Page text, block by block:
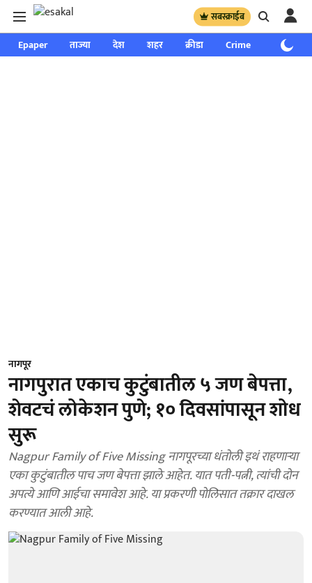
सबस्क्राईब
Epaper ताज्या देश शहर क्रीडा Crime साप्ताहिक
नागपूर
नागपुरात एकाच कुटुंबातील ५ जण बेपत्ता,
शेवटचं लोकेशन पुणे; १० दिवसांपासून शोध
सुरू
Nagpur Family of Five Missing नागपूरच्या धंतोली इथं राहणाऱ्या
एका कुटुंबातील पाच जण बेपत्ता झाले आहेत. यात पती-पत्नी, त्यांची दोन
अपत्ये आणि आईचा समावेश आहे. या प्रकरणी पोलिसात तक्रार दाखल
करण्यात आली आहे.